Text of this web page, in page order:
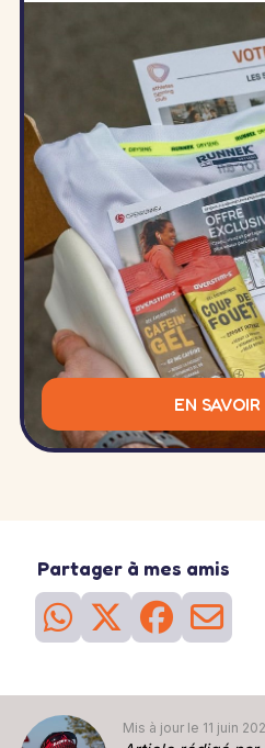
EN
Partager à mes amis
Mis à jour le 11 juin